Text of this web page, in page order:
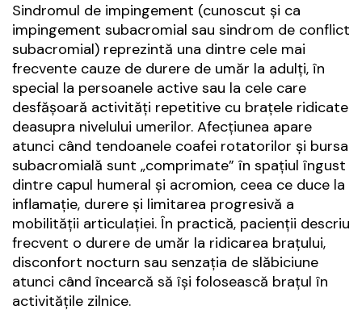
Sindromul de impingement (cunoscut și ca
impingement subacromial sau sindrom de conflict
subacromial) reprezintă una dintre cele mai
frecvente cauze de durere de umăr la adulți, în
special la persoanele active sau la cele care
desfășoară activități repetitive cu brațele ridicate
deasupra nivelului umerilor. Afecțiunea apare
atunci când tendoanele coafei rotatorilor și bursa
subacromială sunt „comprimate” în spațiul îngust
dintre capul humeral și acromion, ceea ce duce la
inflamație, durere și limitarea progresivă a
mobilității articulației. În practică, pacienții descriu
frecvent o durere de umăr la ridicarea brațului,
disconfort nocturn sau senzația de slăbiciune
atunci când încearcă să își folosească brațul în
activitățile zilnice.